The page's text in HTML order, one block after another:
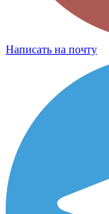
Написать на почту